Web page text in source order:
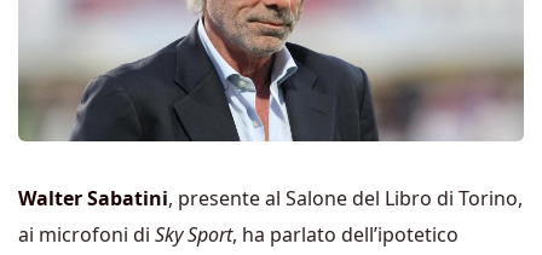
Walter Sabatini, presente al Salone del Libro di Torino,
ai microfoni di Sky Sport, ha parlato dell’ipotetico